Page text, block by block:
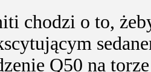
chodzi o to,
Q50 na